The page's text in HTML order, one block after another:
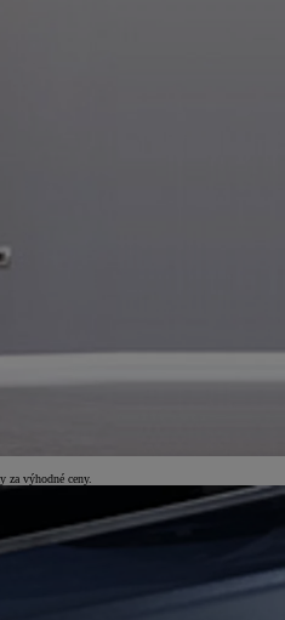
za výhodné ceny.